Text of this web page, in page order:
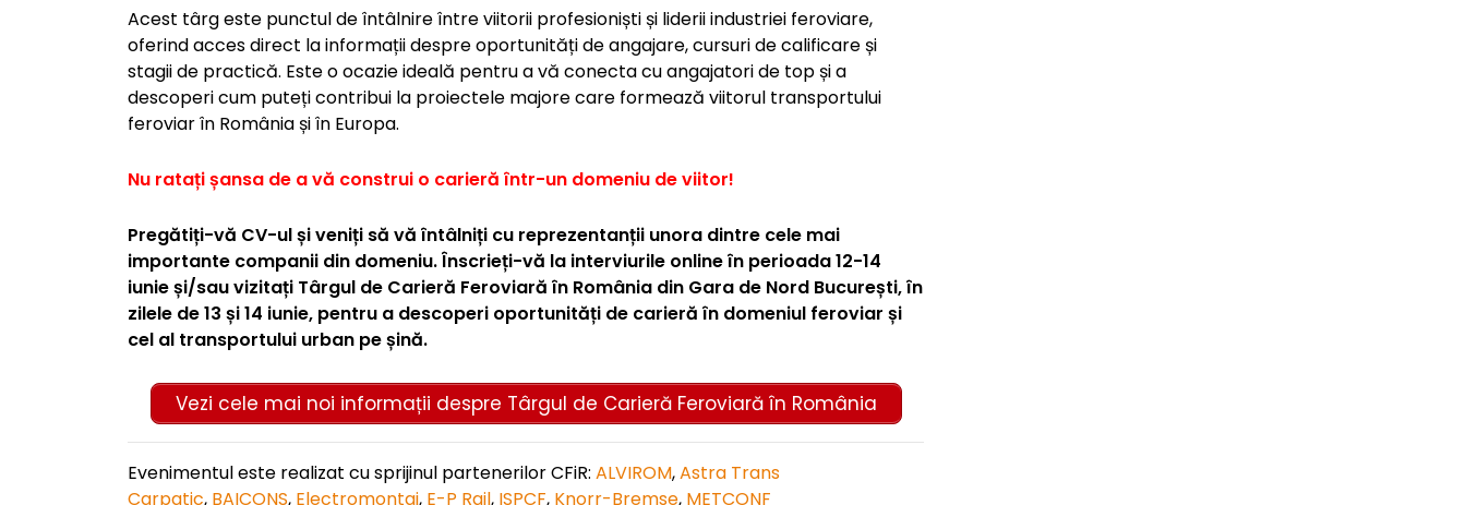
Acest târg este punctul de întâlnire între viitorii profesioniști și liderii industriei feroviare,
oferind acces direct la informații despre oportunități de angajare, cursuri de calificare și
stagii de practică. Este o ocazie ideală pentru a vă conecta cu angajatori de top și a
descoperi cum puteți contribui la proiectele majore care formează viitorul transportului
feroviar în România și în Europa.
Nu ratați șansa de a vă construi o carieră într-un domeniu de viitor!
Pregătiți-vă CV-ul și veniți să vă întâlniți cu reprezentanții unora dintre cele mai
importante companii din domeniu. Înscrieți-vă la interviurile online în perioada 12-14
iunie și/sau vizitați Târgul de Carieră Feroviară în România din Gara de Nord București, în
zilele de 13 și 14 iunie, pentru a descoperi oportunități de carieră în domeniul feroviar și
cel al transportului urban pe șină.
Vezi cele mai noi informații despre Târgul de Carieră Feroviară în România
Evenimentul este realizat cu sprijinul partenerilor CFiR: ALVIROM,Astra Trans
Carpatic, BAICONS, Electromontaj, E-P Rail, ISPCF, Knorr-Bremse, METCONF